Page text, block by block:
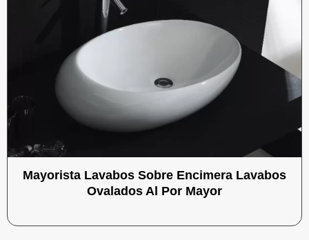
Mayorista Lavabos Sobre Encimera Lavabos
Ovalados Al Por Mayor